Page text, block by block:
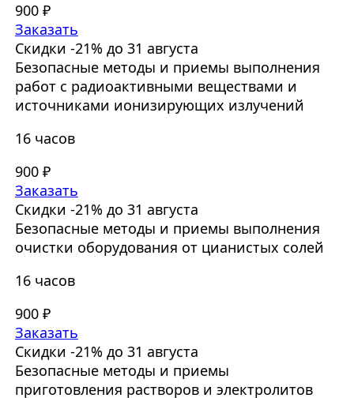
900 ₽
Заказать
Скидки -21% до 31 августа
Безопасные методы и приемы выполнения
работ с радиоактивными веществами и
источниками ионизирующих излучений
16 часов
900 ₽
Заказать
Скидки -21% до 31 августа
Безопасные методы и приемы выполнения
очистки оборудования от цианистых солей
16 часов
900 ₽
Заказать
Скидки -21% до 31 августа
Безопасные методы и приемы
приготовления растворов и электролитов